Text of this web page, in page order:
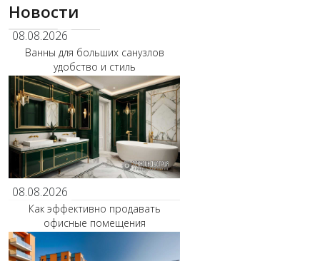
Новости
08.08.2026
Ванны для больших санузлов
удобство и стиль
08.08.2026
Как эффективно продавать
офисные помещения